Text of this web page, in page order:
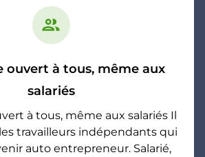
group
ouvert à tous, même aux
salariés
à tous, même aux salariés Il
les travailleurs indépendants qui
auto entrepreneur. Salarié,